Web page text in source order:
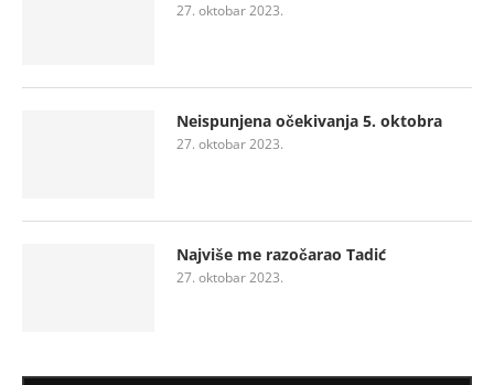
27. oktobar 2023.
Neispunjena očekivanja 5. oktobra
27. oktobar 2023.
Najviše me razočarao Tadić
27. oktobar 2023.